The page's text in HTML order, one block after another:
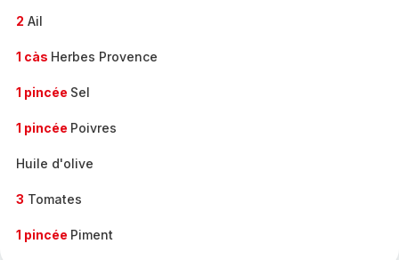
2 Ail
1 càs Herbes Provence
1 pincée Sel
1 pincée Poivres
Huile d'olive
3 Tomates
1 pincée Piment